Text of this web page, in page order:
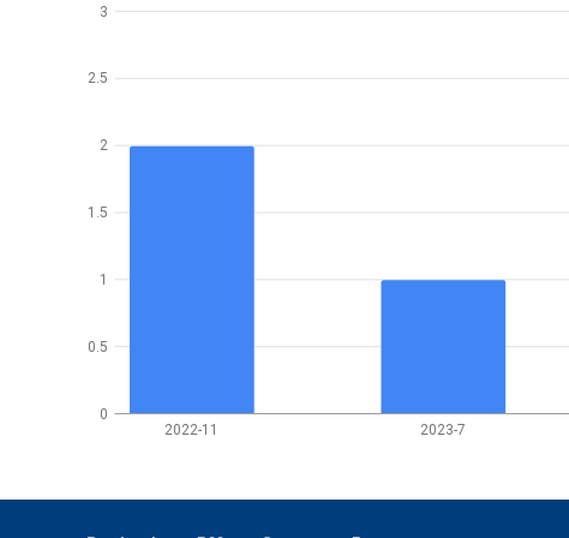
2022-11 2023-7
0
0.5
1
1.5
2
2.5
3